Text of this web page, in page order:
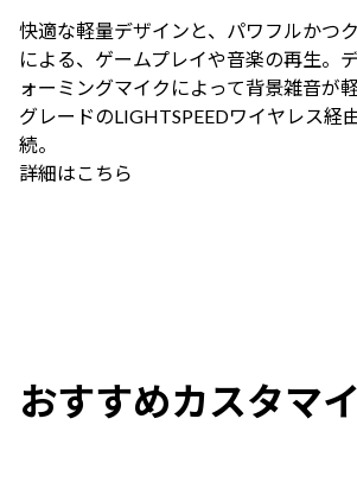
快適な軽量デザインと、パワフルかつ
による、ゲームプレイや音楽の再生。
ォーミングマイクによって背景雑音が
グレードのLIGHTSPEEDワイヤレス経
続。
詳細はこちら
おすすめカスタマ